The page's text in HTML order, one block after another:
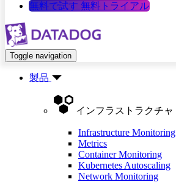
無料で試す 無料トライアル
Toggle navigation
製品
インフラストラクチャ
Infrastructure Monitoring
Metrics
Container Monitoring
Kubernetes Autoscaling
Network Monitoring